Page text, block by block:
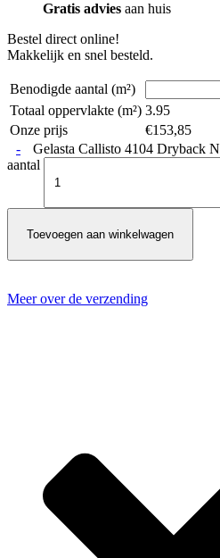
Gratis advies aan huis
Bestel direct online!
Makkelijk en snel besteld.
Benodigde aantal (m²)
Totaal oppervlakte (m²) 3.95
Onze prijs
€153,85
-
Gelasta Callisto 4104 Dryback
aantal
Toevoegen aan winkelwagen
Meer over de verzending